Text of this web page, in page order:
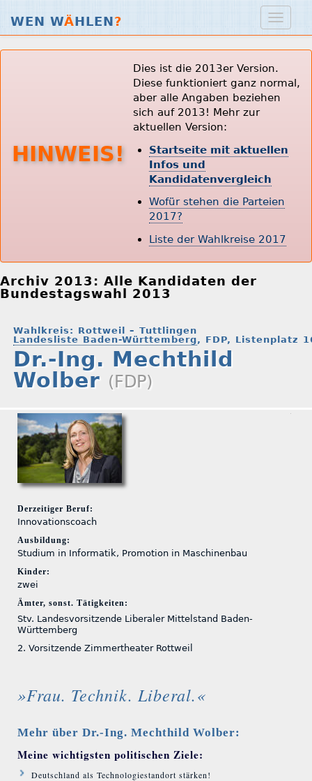
WEN WÄHLEN?
HINWEIS!
Dies ist die 2013er Version.
Diese funktioniert ganz normal,
aber alle Angaben beziehen
sich auf 2013! Mehr zur
aktuellen Version:
Startseite mit aktuellen
Infos und
Kandidatenvergleich
Wofür stehen die Parteien
2017?
Liste der Wahlkreise 2017
Archiv 2013: Alle Kandidaten der
Bundestagswahl 2013
Wahlkreis: Rottweil – Tuttlingen
Landesliste Baden-Württemberg, FDP, Listenplatz
Dr.-Ing. Mechthild
Wolber (FDP)
Derzeitiger Beruf:
Innovationscoach
Ausbildung:
Studium in Informatik, Promotion in Maschinenbau
Kinder:
zwei
Ämter, sonst. Tätigkeiten:
Stv. Landesvorsitzende Liberaler Mittelstand Baden-
Württemberg
2. Vorsitzende Zimmertheater Rottweil
»Frau. Technik. Liberal.«
Mehr über Dr.-Ing. Mechthild Wolber:
Meine wichtigsten politischen Ziele:
Deutschland als Technologiestandort stärken!